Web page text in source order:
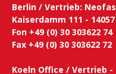
Berlin / Vertrieb:
Kaiserdamm 111 -
Fon +49 (0) 30 303622 74
Fax +49 (0) 30 303622 72
Koeln Office / Vertrieb